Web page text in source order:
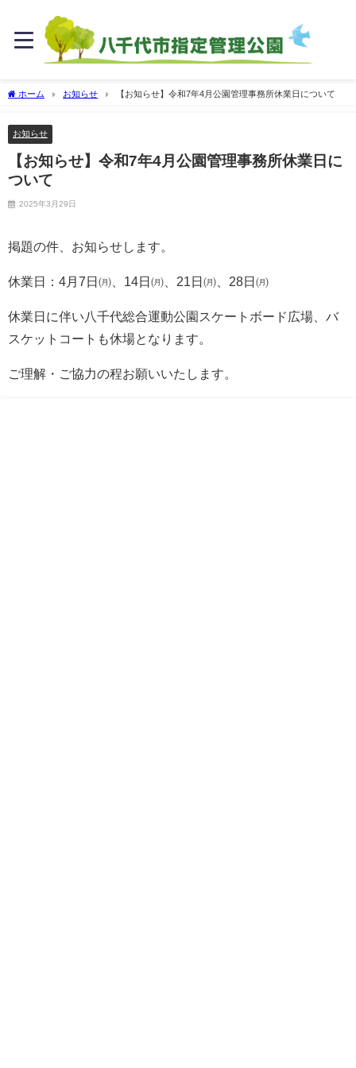
ホーム お知らせ 【お知らせ】令和7年4月公園管理事務所休業日について
お知らせ
【お知らせ】令和7年4月公園管理事務所休業日に
ついて
2025年3月29日
掲題の件、お知らせします。
休業日：4月7日㈪、14日㈪、21日㈪、28日㈪
休業日に伴い八千代総合運動公園スケートボード広場、バ
スケットコートも休場となります。
ご理解・ご協力の程お願いいたします。